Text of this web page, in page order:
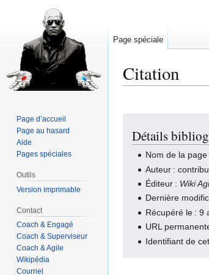
Citation
navigation
recherche
Détails
Nom de la
Auteur :
Éditeur : Wiki
Dernière
Récupéré le : 9
URL
Identifiant de
Page spéciale
Page d’accueil
Page au hasard
Aide
Pages spéciales
Outils
Version imprimable
Contact
Coach & Engagé
Coach & Superviseur
Coach & Agile
Wikipédia
Courriel